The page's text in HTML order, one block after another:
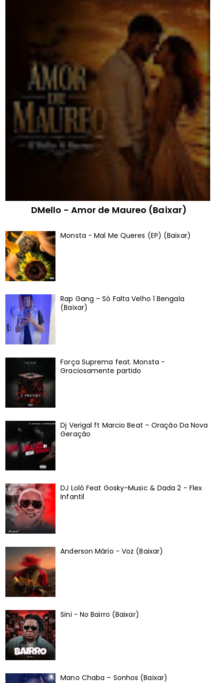
DMello - Amor de Maureo (Baixar)
Monsta - Mal Me Queres (EP) (Baixar)
Rap Gang – Só Falta Velho 1 Bengala
(Baixar)
Força Suprema feat. Monsta -
Graciosamente partido
Dj Verigal ft Marcio Beat – Oração Da Nova
Geração
DJ Loló Feat Gosky-Music & Dada 2 - Flex
Infantil
Anderson Mário - Voz (Baixar)
Sini - No Bairro (Baixar)
Mano Chaba – Sonhos (Baixar)